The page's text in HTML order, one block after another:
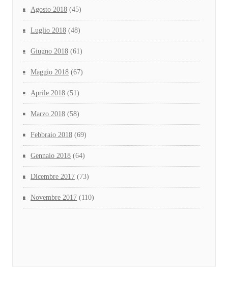
Agosto 2018 (45)
Luglio 2018 (48)
Giugno 2018 (61)
Maggio 2018 (67)
Aprile 2018 (51)
Marzo 2018 (58)
Febbraio 2018 (69)
Gennaio 2018 (64)
Dicembre 2017 (73)
Novembre 2017 (110)